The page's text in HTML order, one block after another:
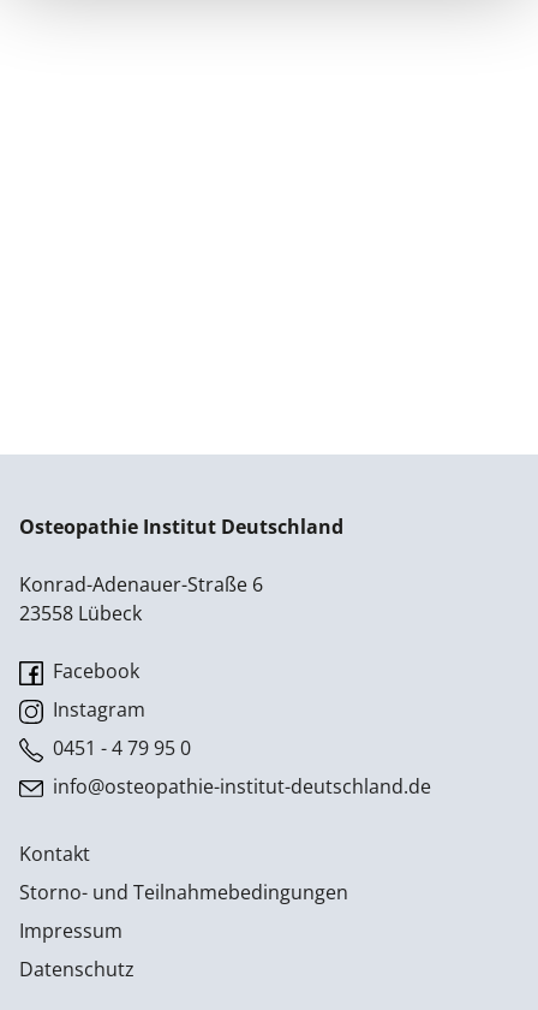
Osteopathie Institut Deutschland
Konrad-Adenauer-Straße 6
23558 Lübeck
Facebook
Instagram
0451 - 4 79 95 0
info@osteopathie-institut-deutschland.de
Kontakt
Storno- und Teilnahmebedingungen
Impressum
Datenschutz